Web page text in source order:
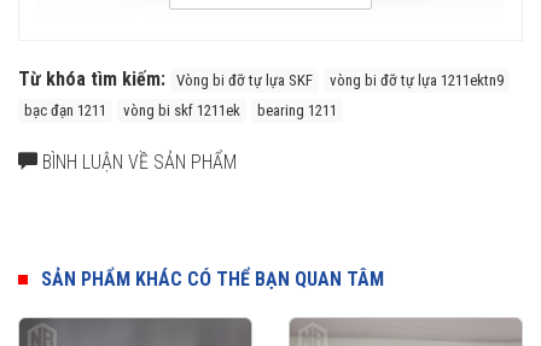
điều kiện môi trường làm việc sạch sẽ hay có độ nhiễm bẩn cao,
phẩm khác trên thị trường.
Từ khóa tìm kiếm: Vòng bi đỡ tự lựa SKF
vòng bi đỡ tự lựa 1211ektn9
bạc đạn 1211
vòng bi skf 1211ek bearing 1211
BÌNH LUẬN VỀ SẢN PHẨM
SẢN PHẨM KHÁC CÓ THỂ BẠN QUAN TÂM